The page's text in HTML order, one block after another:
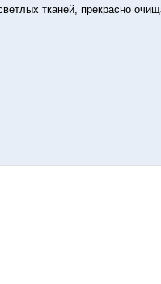
тканей, прекрасно